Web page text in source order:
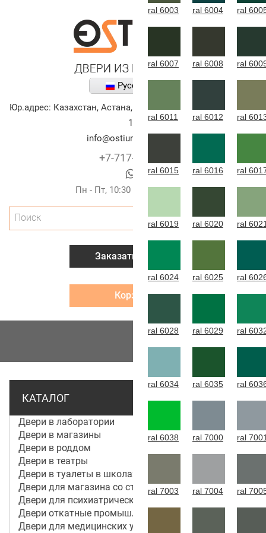
Русский
Юр.адрес: Казахстан, Астана,
улица Алихана Бокейханова,
10
info@ostium-doors.kz
+7-717-269-6131
Пн - Пт, 10:30 - 20:00 (г.Астана)
Поиск
Заказать звонок
Корзина
КАТАЛОГ
Двери в лаборатории
Двери в магазины
Двери в роддом
Двери в театры
Двери в туалеты в школах
Двери для магазина со стеклом
Двери для психиатрической больницы
Двери откатные промышленные
Двери для медицинских учреждений и больниц
ral 6003 ral 6004 ral
ral 6007 ral 6008 ral
ral 6011 ral 6012 ral
ral 6015 ral 6016 ral
ral 6019 ral 6020 ral
ral 6024 ral 6025 ral
ral 6028 ral 6029 ral
ral 6034 ral 6035 ral
ral 6038 ral 7000 ral
ral 7003 ral 7004 ral